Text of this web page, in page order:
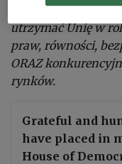
pokoju. Musimy
utrzymać Unię w
praw, równości,
ORAZ
rynków.
Grateful and
have placed in
House of